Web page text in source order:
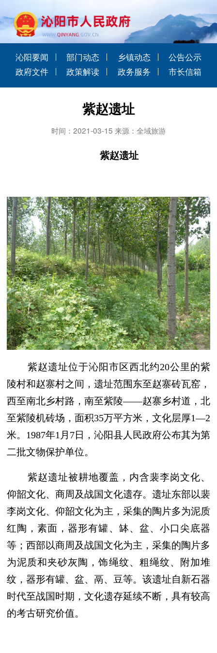
沁阳要闻 部门动态 乡镇动态
公告公示
政府文件
政策解读 政务服务 市长信箱
紫赵遗址
时间：2021-03-15 来源：全域旅游
紫赵遗址
紫赵遗址位于沁阳市区西北约20公里的紫
陵村和赵寨村之间，遗址范围东至赵寨砖瓦窑，
西至南北乡村路，南至紫陵——赵寨乡村道，北
至紫陵机砖场，面积35万平方米，文化层厚1—2
米。1987年1月7日，沁阳县人民政府公布其为第
二批文物保护单位。
紫赵遗址被耕地覆盖，内含裴李岗文化、
仰韶文化、商周及战国文化遗存。遗址东部以裴
李岗文化、仰韶文化为主，采集的陶片多为泥质
红陶，素面，器形有罐、缽、盆、小口尖底器
等；西部以商周及战国文化为主，采集的陶片多
为泥质和夹砂灰陶，饰绳纹、粗绳纹、附加堆
纹，器形有罐、盆、鬲、豆等。该遗址自新石器
时代至战国时期，文化遗存延续不断，具有较高
的考古研究价值。